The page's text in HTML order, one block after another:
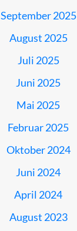
September 2025
August 2025
Juli 2025
Juni 2025
Mai 2025
Februar 2025
Oktober 2024
Juni 2024
April 2024
August 2023